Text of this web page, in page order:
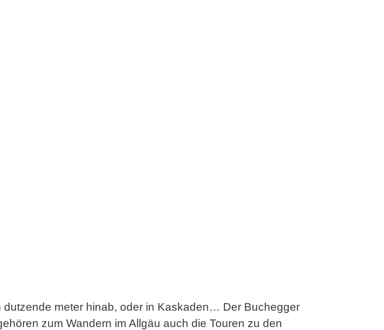
meter hinab, oder in Kaskaden… Der Buchegger
zum Wandern im Allgäu auch die Touren zu den